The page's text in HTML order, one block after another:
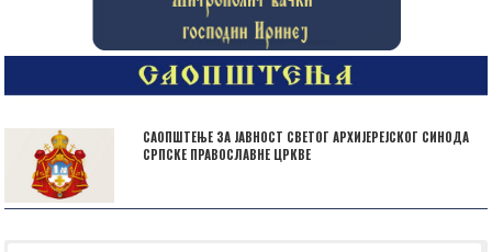
САОПШТЕЊЕ ЗА ЈАВНОСТ СВЕТОГ АРХИЈЕРЕЈСКОГ СИНОДА
СРПСКЕ ПРАВОСЛАВНЕ ЦРКВЕ